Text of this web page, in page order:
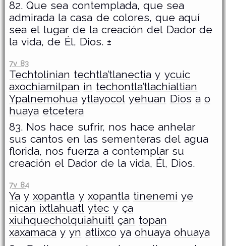
82. Que sea contemplada, que sea
admirada la casa de colores, que aquí
sea el lugar de la creación del Dador de
la vida, de Él, Dios. ±
7v 83
Techtolinian techtla’tlanectia y ycuic
axochiamilpan in techontla’tlachialtian
Ypalnemohua ytlayocol yehuan Dios a o
huaya etcetera
83. Nos hace sufrir, nos hace anhelar
sus cantos en las sementeras del agua
florida, nos fuerza a contemplar su
creación el Dador de la vida, Él, Dios.
7v 84
Ya y xopantla y xopantla tinenemi ye
nican ixtlahuatl ytec y ça
xiuhquecholquiahuitl çan topan
xaxamaca y yn atlixco ya ohuaya ohuaya